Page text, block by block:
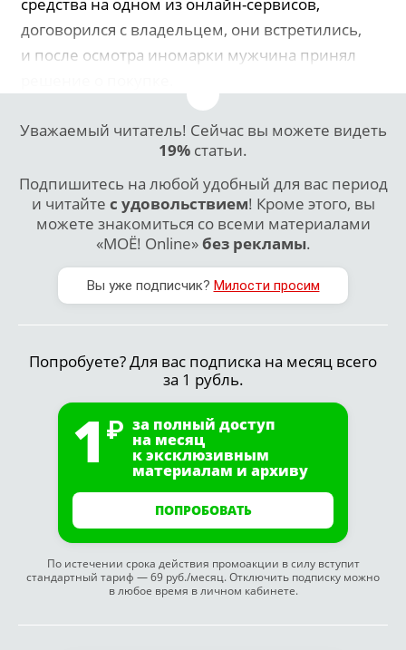
договорился с владельцем, они встретились,
и после осмотра иномарки мужчина принял
Уважаемый читатель! Сейчас вы можете видеть
19% статьи.
Подпишитесь на любой удобный для вас период
и читайте с удовольствием! Кроме этого, вы
можете знакомиться со всеми материалами
«МОЁ! Online»без рекламы.
Вы уже подписчик? Милости просим
Попробуете? Для вас подписка на месяц всего
за 1 рубль.
1 за полный доступ
на месяц
к эксклюзивным
материалам и архиву
ПОПРОБОВАТЬ
По истечении срока действия промоакции в силу вступит
стандартный тариф — 69 руб./месяц. Отключить подписку можно
в любое время в личном кабинете.